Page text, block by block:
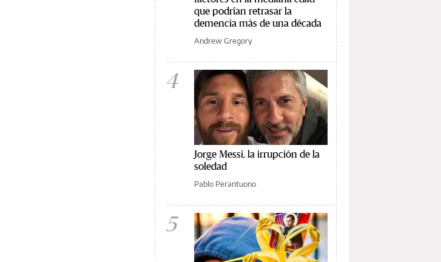
que podrían retrasar la
demencia más de una década
Andrew Gregory
4
Jorge Messi, la irrupción de la
soledad
Pablo Perantuono
5